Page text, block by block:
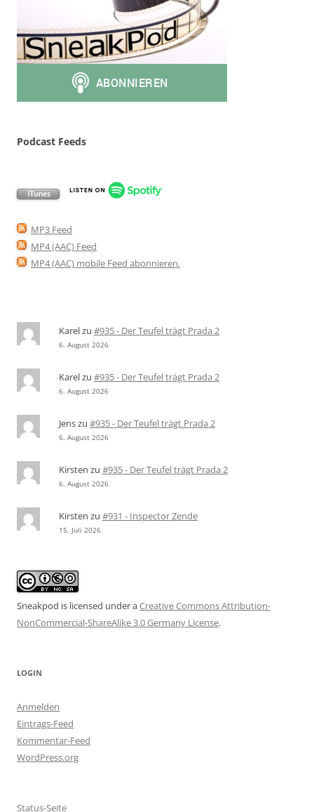
Podcast Feeds
MP3 Feed
MP4 (AAC) Feed
MP4 (AAC) mobile Feed abonnieren.
Karelzu #935 - Der Teufel trägt Prada 2
6. August 2026
Karelzu #935 - Der Teufel trägt Prada 2
6. August 2026
Jenszu #935 - Der Teufel trägt Prada 2
6. August 2026
Kirsten zu #935 - Der Teufel trägt Prada 2
6. August 2026
Kirsten zu #931 - Inspector Zende
15. Juli 2026
Sneakpod is licensed under aCreative Commons Attribution-
NonCommercial-ShareAlike 3.0 Germany License.
LOGIN
Anmelden
Eintrags-Feed
Kommentar-Feed
WordPress.org
Status-Seite